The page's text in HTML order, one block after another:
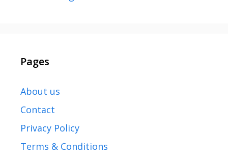
Pages
About us
Contact
Privacy Policy
Terms & Conditions